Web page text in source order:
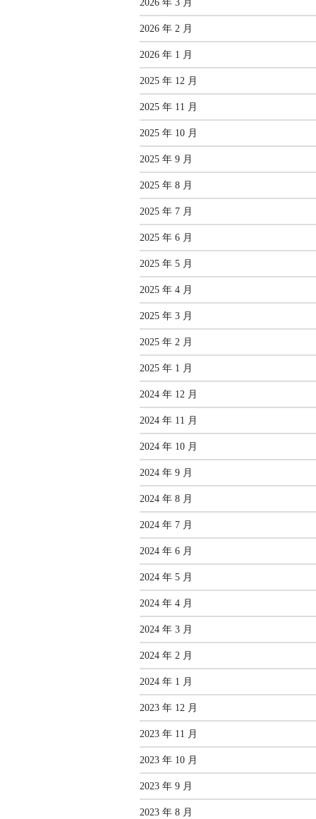
2026 年 3 月
2026 年 2 月
2026 年 1 月
2025 年 12 月
2025 年 11 月
2025 年 10 月
2025 年 9 月
2025 年 8 月
2025 年 7 月
2025 年 6 月
2025 年 5 月
2025 年 4 月
2025 年 3 月
2025 年 2 月
2025 年 1 月
2024 年 12 月
2024 年 11 月
2024 年 10 月
2024 年 9 月
2024 年 8 月
2024 年 7 月
2024 年 6 月
2024 年 5 月
2024 年 4 月
2024 年 3 月
2024 年 2 月
2024 年 1 月
2023 年 12 月
2023 年 11 月
2023 年 10 月
2023 年 9 月
2023 年 8 月